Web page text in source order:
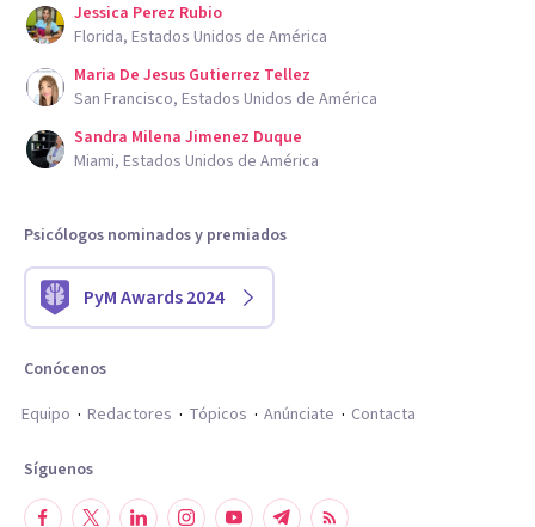
Jessica Perez Rubio
Florida, Estados Unidos de América
Maria De Jesus Gutierrez Tellez
San Francisco, Estados Unidos de América
Sandra Milena Jimenez Duque
Miami, Estados Unidos de América
Psicólogos nominados y premiados
PyM Awards 2024
Conócenos
Equipo
Redactores Tópicos Anúnciate Contacta
Síguenos